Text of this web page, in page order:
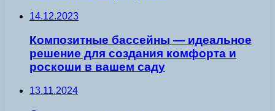
14.12.2023
Композитные бассейны — идеальное
решение для создания комфорта и
роскоши в вашем саду
13.11.2024